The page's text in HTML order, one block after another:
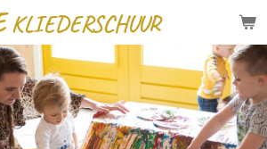
KLIEDERSCHUUR